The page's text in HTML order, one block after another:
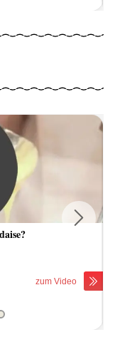
zum Video